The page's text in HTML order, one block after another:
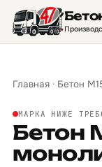
Главная · Бетон
МАРКА НИЖЕ
Бетон